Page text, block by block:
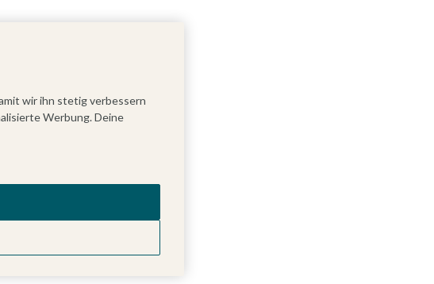
wir ihn stetig verbessern
Werbung. Deine